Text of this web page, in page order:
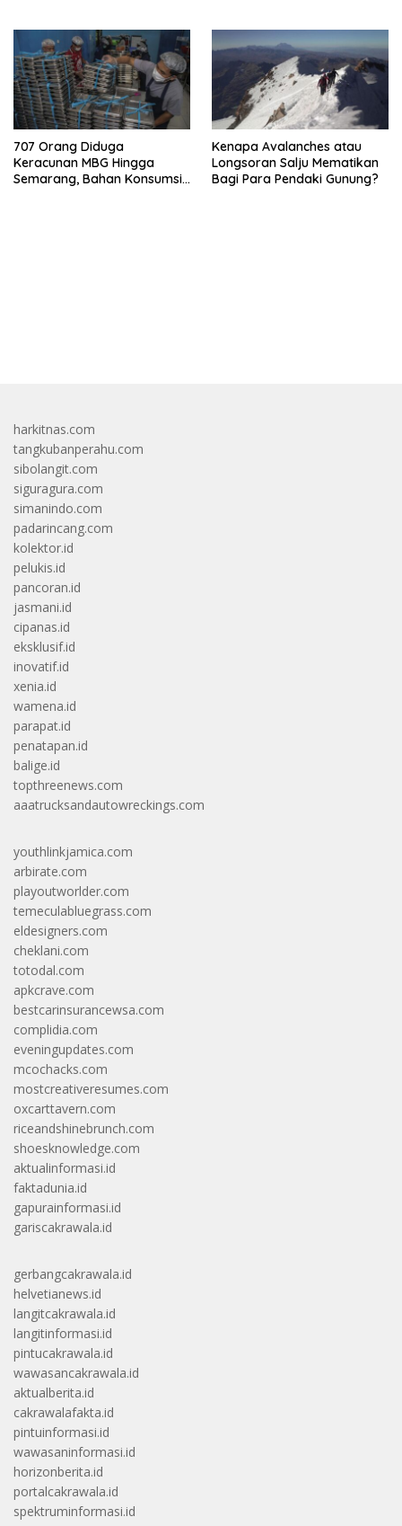
707 Orang Diduga
Keracunan MBG Hingga
Semarang, Bahan Konsumsi
Kenapa Avalanches atau
Longsoran Salju Mematikan
Bagi Para Pendaki Gunung?
harkitnas.com
tangkubanperahu.com
sibolangit.com
siguragura.com
simanindo.com
padarincang.com
kolektor.id
pelukis.id
pancoran.id
jasmani.id
cipanas.id
eksklusif.id
inovatif.id
xenia.id
wamena.id
parapat.id
penatapan.id
balige.id
topthreenews.com
aaatrucksandautowreckings.com
youthlinkjamica.com
arbirate.com
playoutworlder.com
temeculabluegrass.com
eldesigners.com
cheklani.com
totodal.com
apkcrave.com
bestcarinsurancewsa.com
complidia.com
eveningupdates.com
mcochacks.com
mostcreativeresumes.com
oxcarttavern.com
riceandshinebrunch.com
shoesknowledge.com
aktualinformasi.id
faktadunia.id
gapurainformasi.id
gariscakrawala.id
gerbangcakrawala.id
helvetianews.id
langitcakrawala.id
langitinformasi.id
pintucakrawala.id
wawasancakrawala.id
aktualberita.id
cakrawalafakta.id
pintuinformasi.id
wawasaninformasi.id
horizonberita.id
portalcakrawala.id
spektruminformasi.id